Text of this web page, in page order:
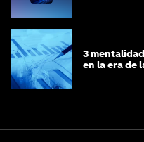
3
en la era de